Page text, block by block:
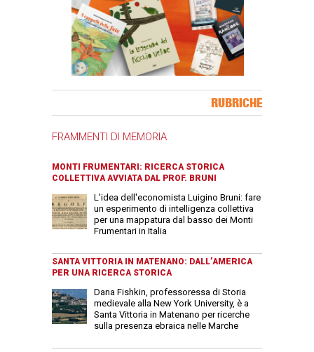
RUBRICHE
FRAMMENTI DI MEMORIA
MONTI FRUMENTARI: RICERCA STORICA
COLLETTIVA AVVIATA DAL PROF. BRUNI
L'idea dell'economista Luigino Bruni: fare
un esperimento di intelligenza collettiva
per una mappatura dal basso dei Monti
Frumentari in Italia
SANTA VITTORIA IN MATENANO: DALL’AMERICA
PER UNA RICERCA STORICA
Dana Fishkin, professoressa di Storia
medievale alla New York University, è a
Santa Vittoria in Matenano per ricerche
sulla presenza ebraica nelle Marche